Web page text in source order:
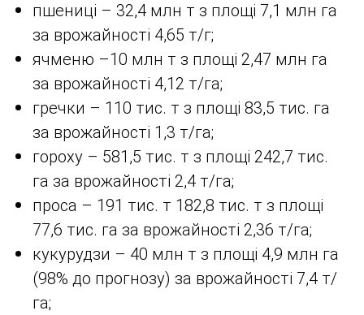
пшениці – 32,4 млн т з площі 7,1 млн га
за врожайності 4,65 т/г;
ячменю –10 млн т з площі 2,47 млн ​​га
за врожайності 4,12 т/га;
гречки – 110 тис. т з площі 83,5 тис. га
за врожайності 1,3 т/га;
гороху – 581,5 тис. т з площі 242,7 тис.
га за врожайності 2,4 т/га;
проса – 191 тис. т 182,8 тис. т з площі
77,6 тис. га за врожайності 2,36 т/га;
кукурудзи – 40 млн т з площі 4,9 млн га
(98% до прогнозу) за врожайності 7,4 ​​т/
га;